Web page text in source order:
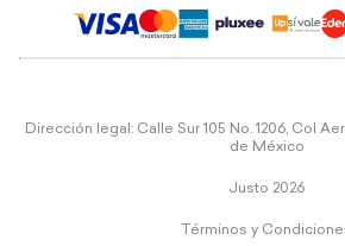
Dirección legal: Calle Sur 105 No. 1206, Col
de México
Justo 2026
Términos y